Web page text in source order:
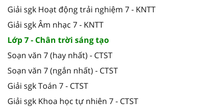
Giải sgk Hoạt động trải nghiệm 7 - KNTT
Giải sgk Âm nhạc 7 - KNTT
Lớp 7 - Chân trời sáng tạo
Soạn văn 7 (hay nhất) - CTST
Soạn văn 7 (ngắn nhất) - CTST
Giải sgk Toán 7 - CTST
Giải sgk Khoa học tự nhiên 7 - CTST